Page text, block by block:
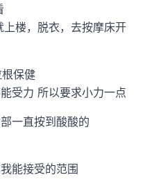
上楼，脱衣，去按摩床开
保健
受力 所以要求小力一点
一直按到酸酸的
能接受的范围